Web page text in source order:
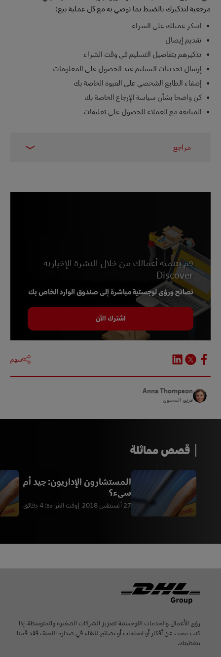
مرجعية لتذكيرك بالضبط بما نوصي به مع كل عملية بيع:
اشكر عميلك على الشراء
تقديم إيصال
تذكيرهم بتفاصيل التسليم في وقت الشراء
إرسال تحديثات التسليم عند الحصول على المعلومات
إضفاء الطابع الشخصي على العبوة الخاصة بك
كن واضحا بشأن سياسة الإرجاع الخاصة بك
المتابعة مع العملاء للحصول على تعليقات
مراجع
اتجاهات الأعمال الصغيرة
6 -
عالم التعبئة والتغليف
قم بتنمية أعمالك من خلال النشرة الإخبارية
Discover
نصائح ورؤى لوجستية مباشرة إلى صندوق الوارد الخاص بك
اشترك الآن
سهم
Anna Thompson
فريق المحتوى
قصص مماثلة
المستشارون الإداريون: جيد أم
سيء؟
27 أغسطس 2018 وقت القراءة: 4 دقائق
رؤى الأعمال والخدمات اللوجستية لتعزيز الشركات الصغيرة والمتوسطة. إذا
كنت تبحث عن أفكار أو اتجاهات أو نصائح للبقاء في صدارة اللعبة ، فقد قمنا
بتغطيتك.